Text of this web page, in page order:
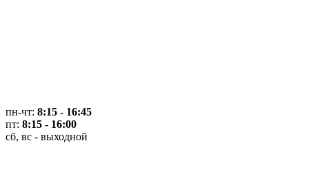
пн-чт: 8:15 - 16:45
пт: 8:15 - 16:00
сб, вс - выходной